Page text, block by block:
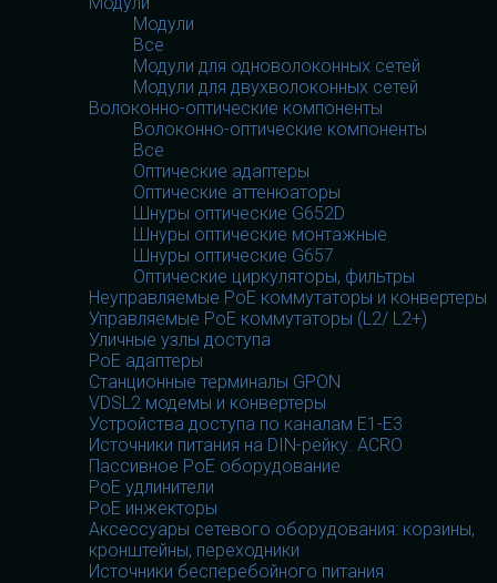
Модули
Все
Модули для одноволоконных сетей
Модули для двухволоконных сетей
Волоконно-оптические компоненты
Волоконно-оптические компоненты
Все
Оптические адаптеры
Оптические аттенюаторы
Шнуры оптические G652D
Шнуры оптические монтажные
Шнуры оптические G657
Оптические циркуляторы, фильтры
Неуправляемые PoE коммутаторы и конвертеры
Управляемые PoE коммутаторы (L2/ L2+)
Уличные узлы доступа
PoE адаптеры
Станционные терминалы GPON
VDSL2 модемы и конвертеры
Устройства доступа по каналам E1-E3
Источники питания на DIN-рейку. ACRO
Пассивное PoE оборудование
PoE удлинители
PoE инжекторы
Аксессуары сетевого оборудования: корзины,
кронштейны, переходники
Источники бесперебойного питания